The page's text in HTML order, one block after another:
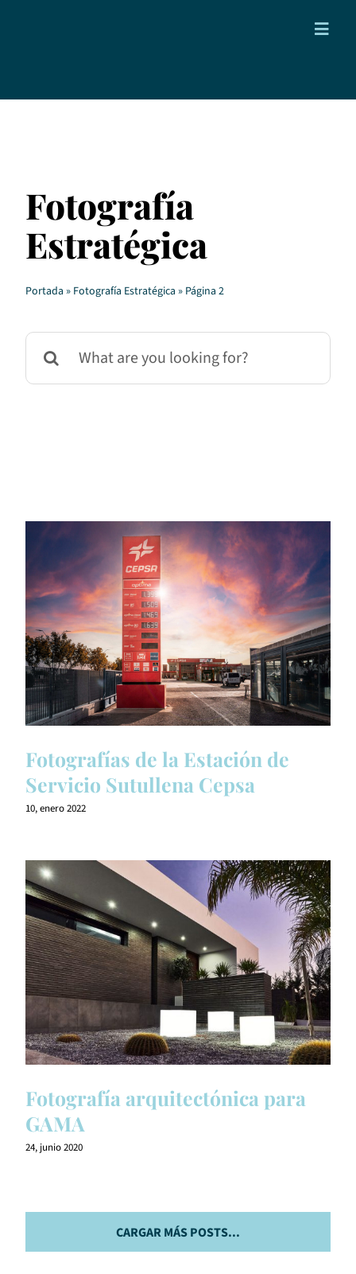
Fotografía
Estratégica
Portada » Fotografía Estratégica » Página 2
Buscar:
Fotografías de la Estación de
Servicio Sutullena Cepsa
10, enero 2022
Fotografía arquitectónica para
GAMA
24, junio 2020
CARGAR MÁS POSTS...